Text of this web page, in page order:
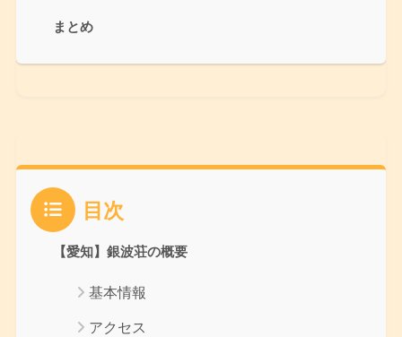
まとめ
目次
【愛知】銀波荘の概要
基本情報
アクセス